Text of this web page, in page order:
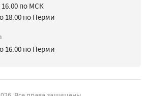
16.00 по МСК
18.00 по Перми
16.00 по Перми